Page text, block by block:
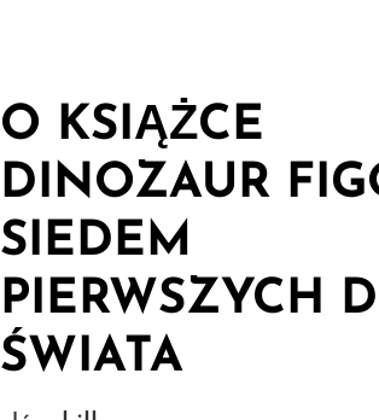
O KSIĄŻCE
DINOZAUR
SIEDEM
PIERWSZYCH
ŚWIATA